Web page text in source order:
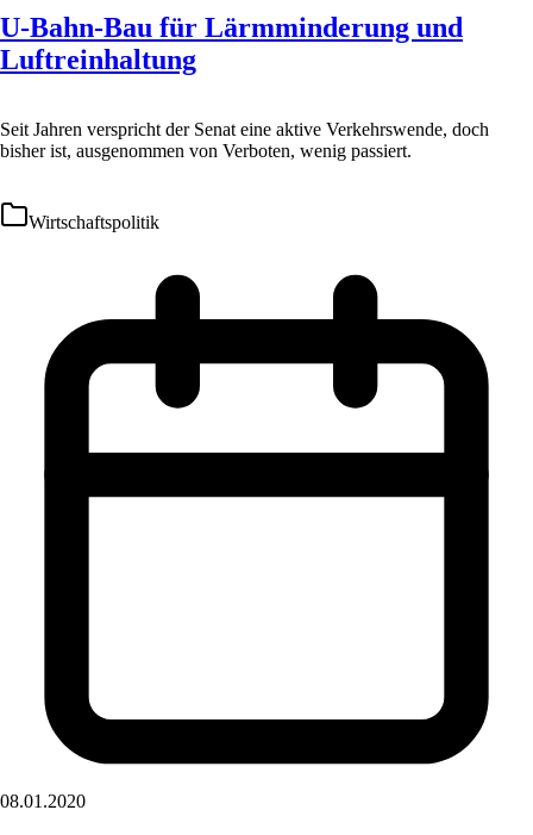
U-Bahn-Bau für Lärmminderung und
Luftreinhaltung
Seit Jahren verspricht der Senat eine aktive Verkehrswende, doch
bisher ist, ausgenommen von Verboten, wenig passiert.
Wirtschaftspolitik
08.01.2020